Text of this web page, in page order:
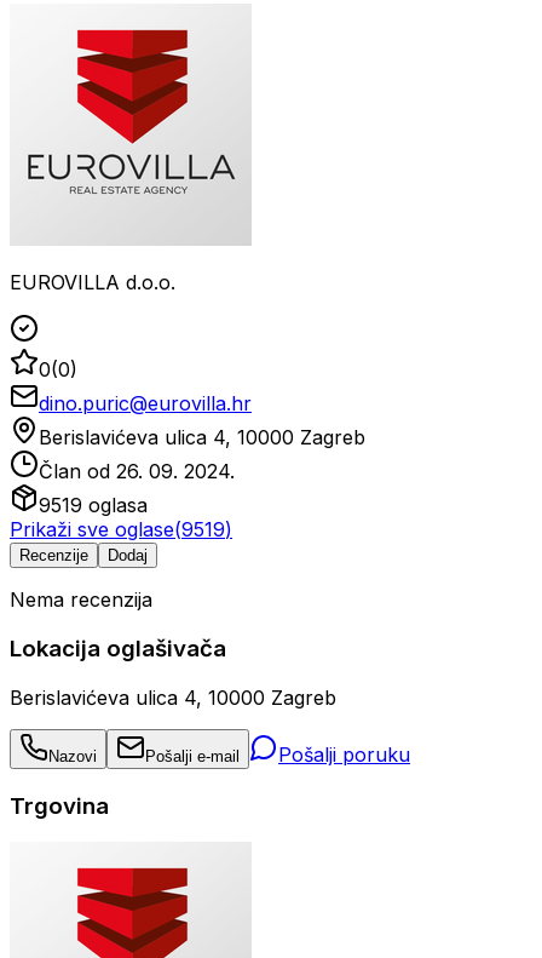
EUROVILLA d.o.o.
0(0)
dino.puric@eurovilla.hr
Berislavićeva ulica 4, 10000 Zagreb
Član od 26. 09. 2024.
9519 oglasa
Prikaži sve oglase(9519)
Recenzije Dodaj
Nema recenzija
Lokacija oglašivača
Berislavićeva ulica 4, 10000 Zagreb
Nazovi Pošalji e-mail Pošalji poruku
Trgovina